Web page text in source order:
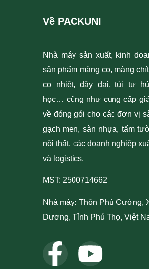
Về PACKUNI
Nhà máysản xuất, kinh
sản phẩm màng co, màng
co nhiệt, dây đai, túi tự
học… cũng như cung cấp
về đóng gói cho các đơn vị
gạch men, sàn nhựa, tấm
nội thất, các doanh nghiệp
và logistics.
MST: 2500714662
Nhà máy: Thôn Phú Cường,
Dương, Tỉnh Phú Thọ, Việt